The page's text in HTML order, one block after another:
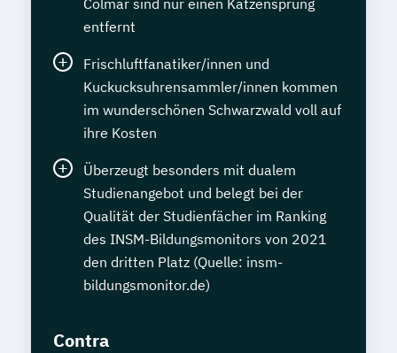
entfernt
Frischluftfanatiker/innen und
Kuckucksuhrensammler/innen kommen
im wunderschönen Schwarzwald voll auf
ihre Kosten
Überzeugt besonders mit dualem
Studienangebot und belegt bei der
Qualität der Studienfächer im Ranking
des INSM-Bildungsmonitors von 2021
den dritten Platz (Quelle: insm-
bildungsmonitor.de)
Contra